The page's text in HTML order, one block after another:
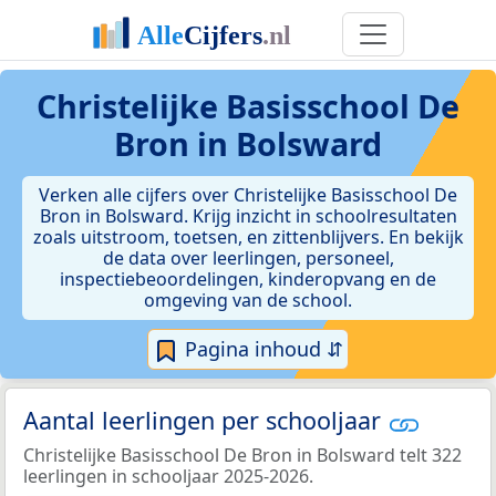
Christelijke Basisschool De
Bron in Bolsward
Verken alle cijfers over Christelijke Basisschool De
Bron in Bolsward. Krijg inzicht in schoolresultaten
zoals uitstroom, toetsen, en zittenblijvers. En bekijk
de data over leerlingen, personeel,
inspectiebeoordelingen, kinderopvang en de
omgeving van de school.
Pagina inhoud ⇵
Aantal leerlingen per schooljaar
Christelijke Basisschool De Bron in Bolsward telt 322
leerlingen in schooljaar 2025-2026.